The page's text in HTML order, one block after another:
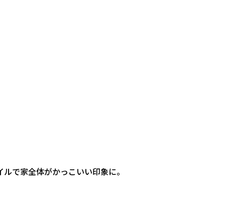
で家全体がかっこいい印象に。